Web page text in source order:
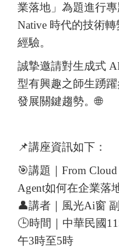
業落地」為題進行
Native 時代的技術
經驗。
誠摯邀請對生成式
型有興趣之師生踴
發展關鍵趨勢。🌐
📌講座資訊如下：
🎯講題｜From
Agent如何在企業落
👤講者｜風光Ai窗
🕒時間｜中華民國
午3時至5時